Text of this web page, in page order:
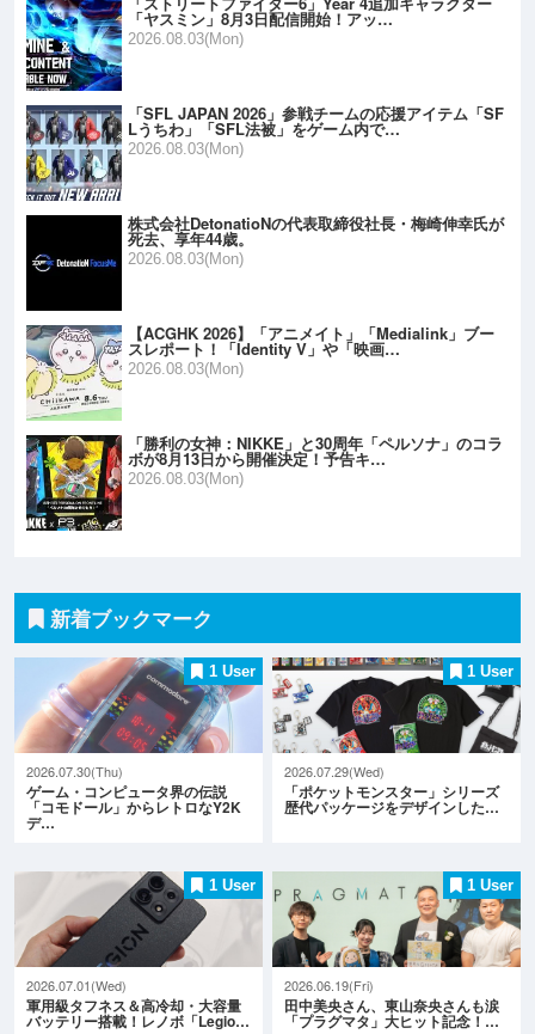
「ヤスミン」8月3日配信開始！アッ…
2026.08.03(Mon)
「SFL JAPAN 2026」参戦チームの応援アイテム「SF
Lうちわ」「SFL法被」をゲーム内で…
2026.08.03(Mon)
株式会社DetonatioNの代表取締役社長・梅崎伸幸氏が
死去、享年44歳。
2026.08.03(Mon)
【ACGHK 2026】「アニメイト」「Medialink」ブー
スレポート！「Identity V」や「映画…
2026.08.03(Mon)
「勝利の女神：NIKKE」と30周年「ペルソナ」のコラ
ボが8月13日から開催決定！予告キ…
2026.08.03(Mon)
新着ブックマーク
1 User
2026.07.30(Thu)
ゲーム・コンピュータ界の伝説
「コモドール」からレトロなY2K
デ…
1 User
2026.07.29(Wed)
「ポケットモンスター」シリーズ
歴代パッケージをデザインした…
1 User
2026.07.01(Wed)
軍用級タフネス＆高冷却・大容量
バッテリー搭載！レノボ「Legio…
1 User
2026.06.19(Fri)
田中美央さん、東山奈央さんも涙
「プラグマタ」大ヒット記念！…